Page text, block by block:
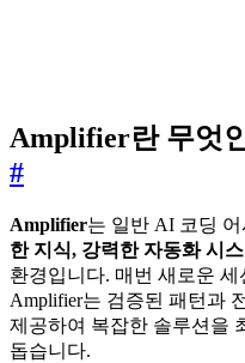
Amplifier란 무엇
#
Amplifier는 일반 AI 코딩
한 지식, 강력한 자동화 시스
환경입니다. 매번 새로운
Amplifier는 검증된 패턴과
제공하여 복잡한 솔루션을
돕습니다.